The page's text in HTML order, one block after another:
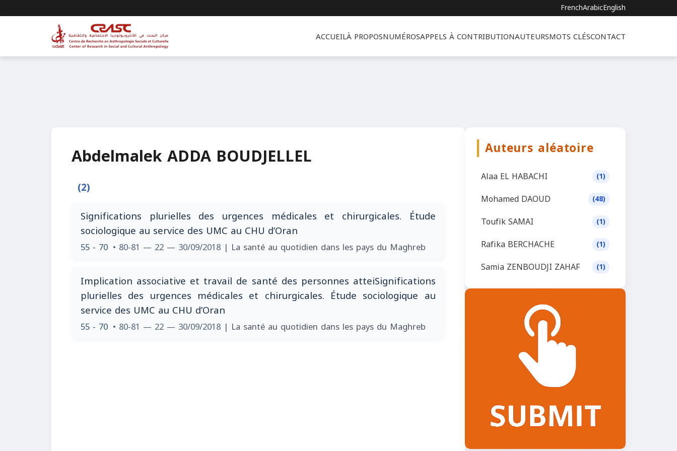
FrenchArabicEnglish
ACCUEILÀ PROPOSNUMÉROSAPPELS À CONTRIBUTIONAUTEURSMOTS CLÉSCONTACT
Abdelmalek ADDA BOUDJELLEL
(2)
Significations plurielles des urgences médicales et chirurgicales. Étude
sociologique au service des UMC au CHU d’Oran
55 - 70 • 80-81 — 22 — 30/09/2018 | La santé au quotidien dans les pays du Maghreb
Implication associative et travail de santé des personnes atteiSignifications
plurielles des urgences médicales et chirurgicales. Étude sociologique au
service des UMC au CHU d’Oran
55 - 70 • 80-81 — 22 — 30/09/2018 | La santé au quotidien dans les pays du Maghreb
Auteurs aléatoire
Alaa EL HABACHI (1)
Mohamed DAOUD (48)
Toufik SAMAI (1)
Rafika BERCHACHE (1)
Samia ZENBOUDJI ZAHAF (1)